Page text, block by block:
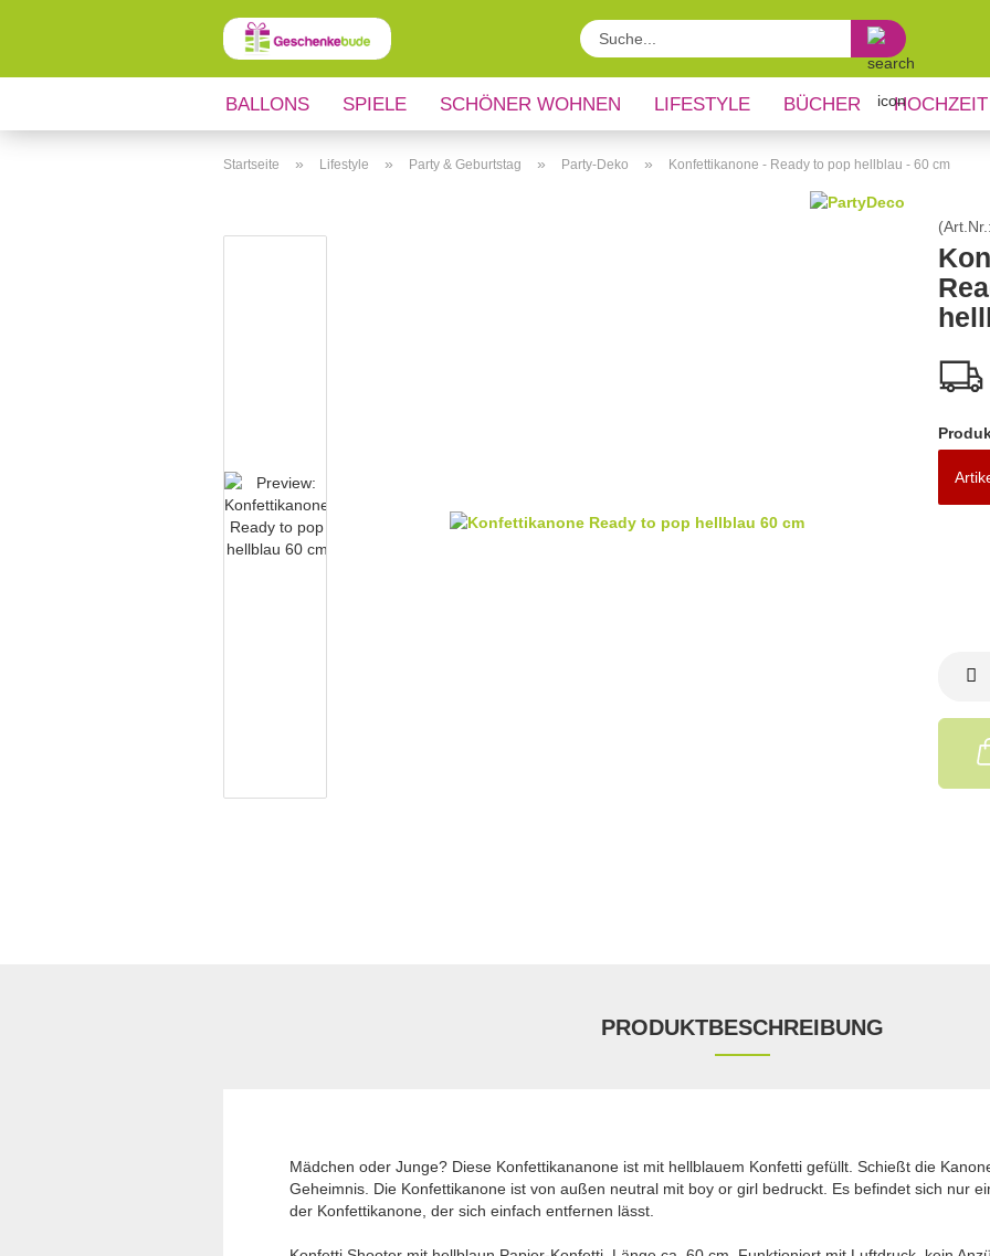
Suche...
BALLONS SPIELE SCHÖNER WOHNEN LIFESTYLE BÜCHER HOCHZEIT
ANLÄSSE REGIONALES
Startseite » Lifestyle » Party & Geburtstag » Party-Deko » Konfettikanone - Ready to pop hellblau - 60 cm
(Art.Nr.:
PRODUKTBESCHREIBUNG
Mädchen oder Junge? Diese Konfettikananone ist mit hellblauem Konfetti gefüllt. Schießt die
Geheimnis. Die Konfettikanone ist von außen neutral mit boy or girl bedruckt. Es befindet sich nur
der Konfettikanone, der sich einfach entfernen lässt.